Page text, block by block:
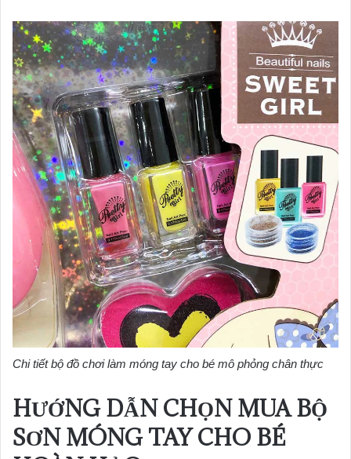
Chi tiết bộ đồ chơi làm móng tay cho bé mô phỏng chân thực
HƯỚNG DẪN CHỌN MUA BỘ
SƠN MÓNG TAY CHO BÉ